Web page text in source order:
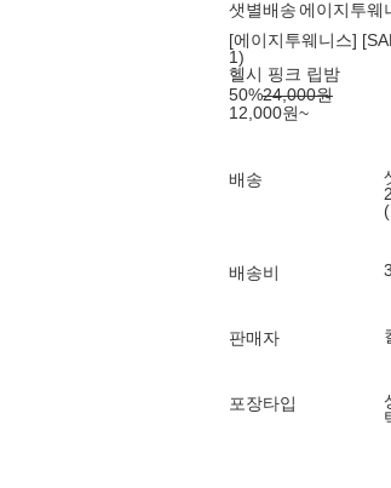
샛별배송에이지투웨
[에이지투웨니스]
1)
헬시 핑크 립밤
50%24,000원
12,000원~
배송
배송비
판매자
포장타입